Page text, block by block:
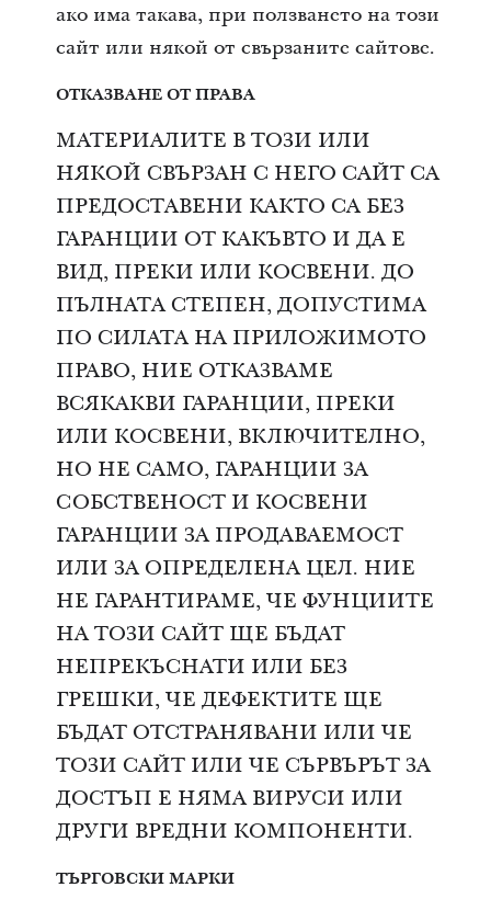
ако има такава, при ползването на този
сайт или някoй от свързаните сайтове.
ОТКАЗВАНЕ ОТ ПРАВА
МАТЕРИАЛИТЕ В ТОЗИ ИЛИ
НЯКОЙ СВЪРЗАН С НЕГО САЙТ СА
ПРЕДОСТАВЕНИ КАКТО СА БЕЗ
ГАРАНЦИИ ОТ КАКЪВТО И ДА Е
ВИД, ПРЕКИ ИЛИ КОСВЕНИ. ДО
ПЪЛНАТА СТЕПЕН, ДОПУСТИМА
ПО СИЛАТА НА ПРИЛОЖИМОТО
ПРАВО, НИЕ ОТКАЗВАМЕ
ВСЯКАКВИ ГАРАНЦИИ, ПРЕКИ
ИЛИ КОСВЕНИ, ВКЛЮЧИТЕЛНО,
НО НЕ САМО, ГАРАНЦИИ ЗА
СОБСТВЕНОСТ И КОСВЕНИ
ГАРАНЦИИ ЗА ПРОДАВАЕМОСТ
ИЛИ ЗА ОПРЕДЕЛЕНА ЦЕЛ. НИЕ
НЕ ГАРАНТИРАМЕ, ЧЕ ФУНЦИИТЕ
НА ТОЗИ САЙТ ЩЕ БЪДАТ
НЕПРЕКЪСНАТИ ИЛИ БЕЗ
ГРЕШКИ, ЧЕ ДЕФЕКТИТЕ ЩЕ
БЪДАТ ОТСТРАНЯВАНИ ИЛИ ЧЕ
ТОЗИ САЙТ ИЛИ ЧЕ СЪРВЪРЪТ ЗА
ДОСТЪП Е НЯМА ВИРУСИ ИЛИ
ДРУГИ ВРЕДНИ КОМПОНЕНТИ.
ТЪРГОВСКИ МАРКИ